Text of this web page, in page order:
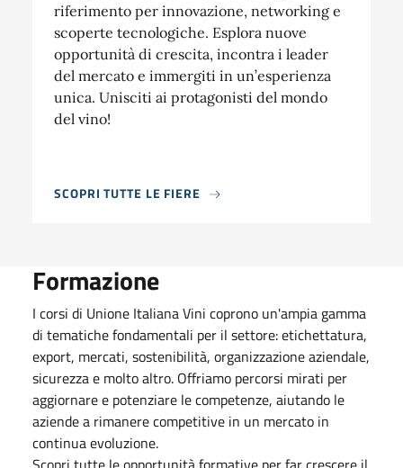
riferimento per innovazione, networking e
scoperte tecnologiche. Esplora nuove
opportunità di crescita, incontra i leader
del mercato e immergiti in un’esperienza
unica. Unisciti ai protagonisti del mondo
del vino!
SCOPRI TUTTE LE FIERE
Formazione
I corsi di Unione Italiana Vini coprono un'ampia gamma
di tematiche fondamentali per il settore: etichettatura,
export, mercati, sostenibilità, organizzazione aziendale,
sicurezza e molto altro. Offriamo percorsi mirati per
aggiornare e potenziare le competenze, aiutando le
aziende a rimanere competitive in un mercato in
continua evoluzione.